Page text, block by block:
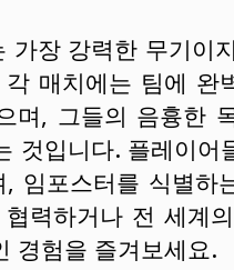
장 강력한 무기이
매치에는 팀에 완
며, 그들의 음흉한
것입니다. 플레이어
임포스터를 식별하
력하거나 전 세계
경험을 즐겨보세요.